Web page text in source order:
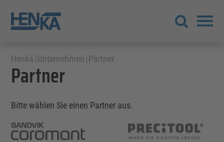
Henka Unternehmen Partner
Partner
Bitte wählen Sie einen Partner aus.